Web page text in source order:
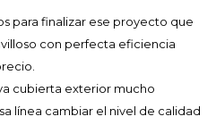
para finalizar ese proyecto que
con perfecta eficiencia
cubierta exterior mucho
línea cambiar el nivel de calidad